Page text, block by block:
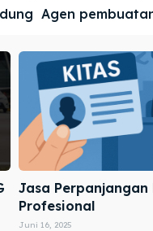
Agen
Jasa Perpanjangan
Profesional
Juni 16, 2025